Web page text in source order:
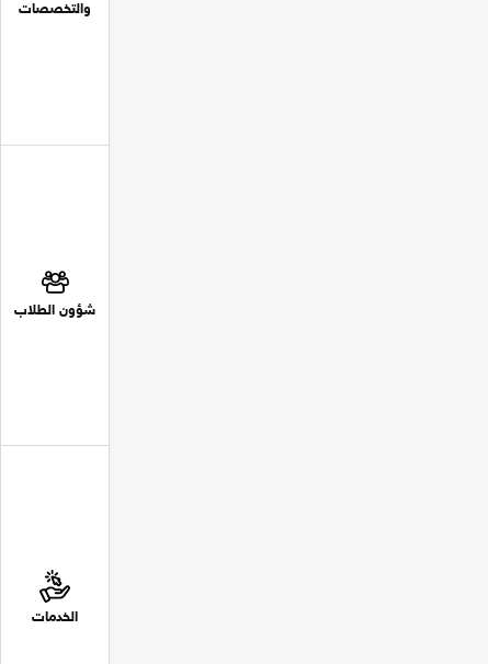
والتخصصات
شؤون الطلاب
الخدمات